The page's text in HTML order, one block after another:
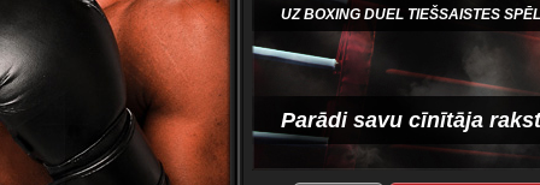
UZ BOXING DUEL TIEŠSAISTES
Parādi savu cīnītāja